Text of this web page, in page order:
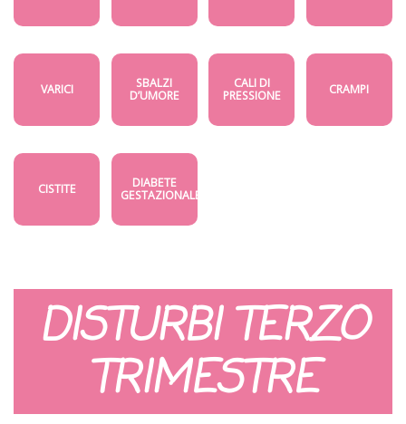
VARICI
SBALZI
D’UMORE
CALI DI
PRESSIONE
CRAMPI
CISTITE
DIABETE
GESTAZIONALE
DISTURBI TERZO
TRIMESTRE